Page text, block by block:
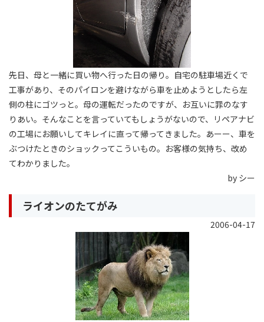
先日、母と一緒に買い物へ行った日の帰り。自宅の駐車場近くで
工事があり、そのパイロンを避けながら車を止めようとしたら左
側の柱にゴツっと。母の運転だったのですが、お互いに罪のなす
りあい。そんなことを言っていてもしょうがないので、リペアナビ
の工場にお願いしてキレイに直って帰ってきました。あーー、車を
ぶつけたときのショックってこういもの。お客様の気持ち、改め
てわかりました。
by シー
ライオンのたてがみ
2006-04-17